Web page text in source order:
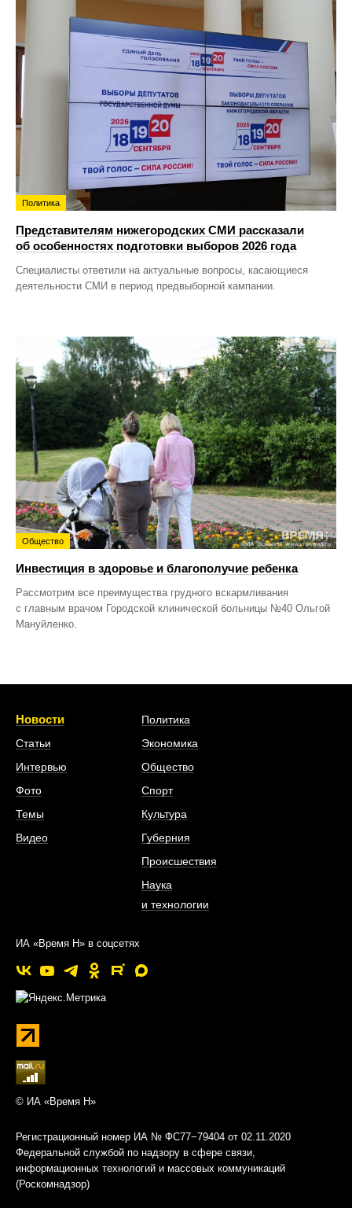
Политика
Представителям нижегородских СМИ рассказали
об особенностях подготовки выборов 2026 года
Специалисты ответили на актуальные вопросы, касающиеся
деятельности СМИ в период предвыборной кампании.
Общество
Инвестиция в здоровье и благополучие ребенка
Рассмотрим все преимущества грудного вскармливания
с главным врачом Городской клинической больницы №40 Ольгой
Мануйленко.
Новости
Статьи
Интервью
Фото
Темы
Видео
Политика
Экономика
Общество
Спорт
Культура
Губерния
Происшествия
Наука
и технологии
ИА «Время Н» в соцсетях
© ИА «Время Н»
Регистрационный номер ИА № ФС77−79404 от 02.11.2020
Федеральной службой по надзору в сфере связи,
информационных технологий и массовых коммуникаций
(Роскомнадзор)